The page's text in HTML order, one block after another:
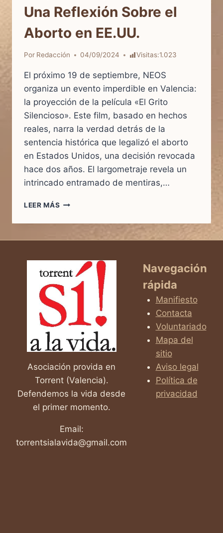
Una Reflexión Sobre el
Aborto en EE.UU.
Por Redacción 04/09/2024 Visitas:1.023
El próximo 19 de septiembre, NEOS
organiza un evento imperdible en Valencia:
la proyección de la película «El Grito
Silencioso». Este film, basado en hechos
reales, narra la verdad detrás de la
sentencia histórica que legalizó el aborto
en Estados Unidos, una decisión revocada
hace dos años. El largometraje revela un
intrincado entramado de mentiras,…
LEER MÁS EL
SILENCIOSO
CINEFÓRUM:
UNA
REFLEXIÓN
SOBRE
EL
ABORTO
EN
EE.UU.
Asociación provida en
Torrent (Valencia).
Defendemos la vida desde
el primer momento.
Email:
torrentsialavida@gmail.com
Navegación
rápida
Manifiesto
Contacta
Voluntariado
Mapa del
sitio
Aviso legal
Política de
privacidad